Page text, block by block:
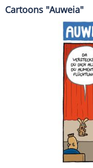
Cartoons "Auweia"